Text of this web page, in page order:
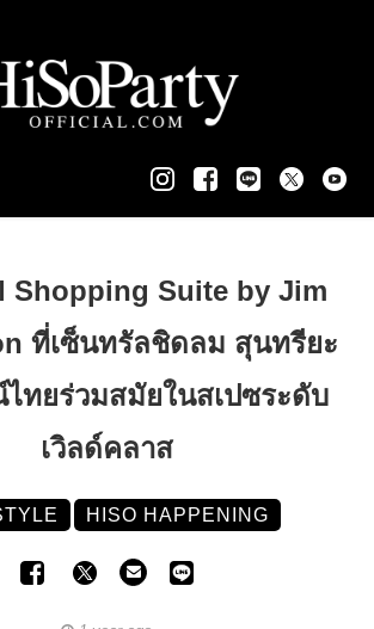
Shopping Suite by Jim
ที่เซ็นทรัลชิดลม สุนทรียะ
ทยร่วมสมัยในสเปซระดับ
เวิลด์คลาส
HISO HAPPENING